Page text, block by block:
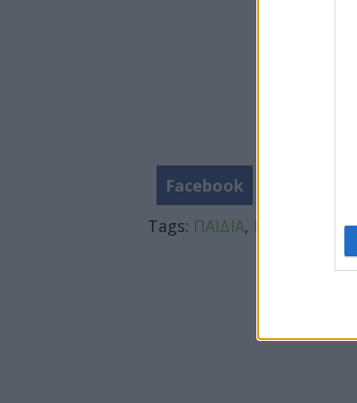
Facebook
Tags: ΠΑΙΔΙΑ, ΠΑΙΧΝΙΔΙΑ